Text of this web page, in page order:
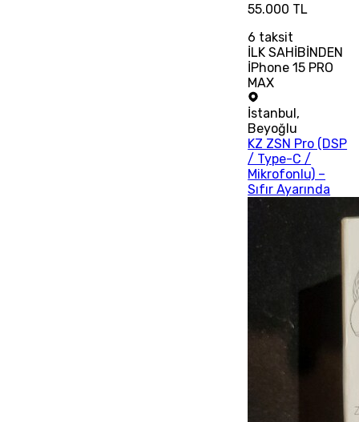
55.000 TL
6 taksit
İLK SAHİBİNDEN
İPhone 15 PRO
MAX
İstanbul,
Beyoğlu
KZ ZSN Pro (DSP
/ Type-C /
Mikrofonlu) –
Sıfır Ayarında